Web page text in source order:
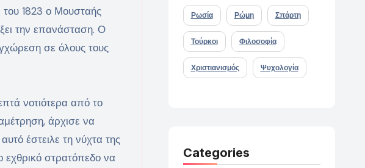
του 1823 ο Μουσταής
την επανάσταση. Ο
σε όλους τους
νοτιότερα από το
άρχισε να
έστειλε τη νύχτα της
στρατόπεδο να
Ρωσία Ρώμη Σπάρτη
Τούρκοι Φιλοσοφία
Χριστιανισμός Ψυχολογία
Categories